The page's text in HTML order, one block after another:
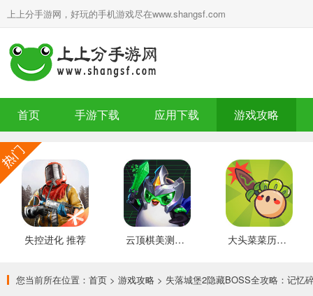
上上分手游网，好玩的手机游戏尽在www.shangsf.com
首页 手游下载 应用下载 游戏攻略
失控进化 推荐 云顶棋美测服 最新版 大头菜菜历险记 好玩的
您当前所在位置： 首页 > 游戏攻略 > 失落城堡2隐藏BOSS全攻略：记忆